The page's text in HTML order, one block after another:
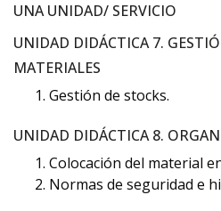
UNA UNIDAD/ SERVICIO
UNIDAD DIDÁCTICA 7.
MATERIALES
Gestión de stocks.
UNIDAD DIDÁCTICA 8.
Colocación del material
Normas de seguridad e